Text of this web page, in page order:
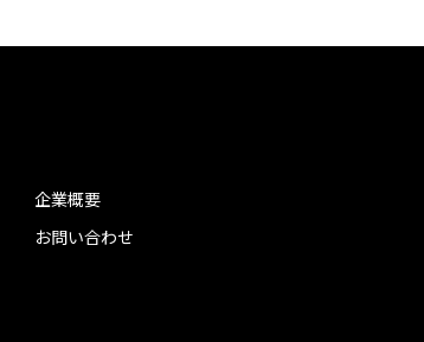
企業概要
お問い合わせ